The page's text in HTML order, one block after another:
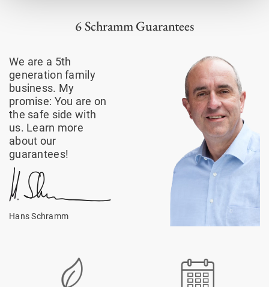
6 Schramm Guarantees
We are a 5th
generation family
business. My
promise: You are on
the safe side with
us. Learn more
about our
guarantees!
Hans Schramm